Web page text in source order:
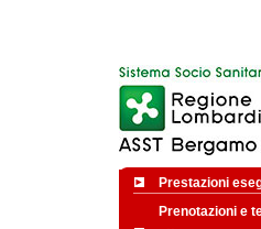
Prestazioni
Prenotazioni e